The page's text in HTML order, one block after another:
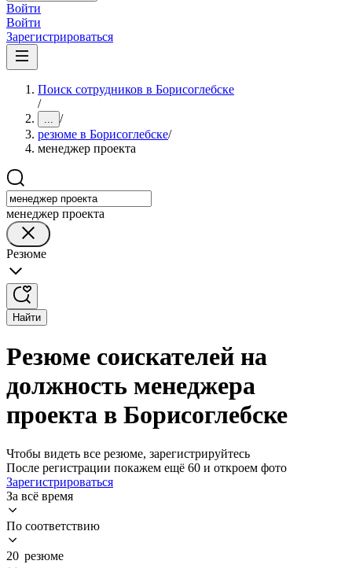
Войти
Войти
Зарегистрироваться
Поиск сотрудников в Борисоглебске
/
... /
резюме в Борисоглебске/
менеджер проекта
менеджер проекта
Резюме
Найти
Резюме соискателей на
должность менеджера
проекта в Борисоглебске
Чтобы видеть все резюме, зарегистрируйтесь
После регистрации покажем ещё 60 и откроем фото
Зарегистрироваться
За всё время
По соответствию
20 резюме